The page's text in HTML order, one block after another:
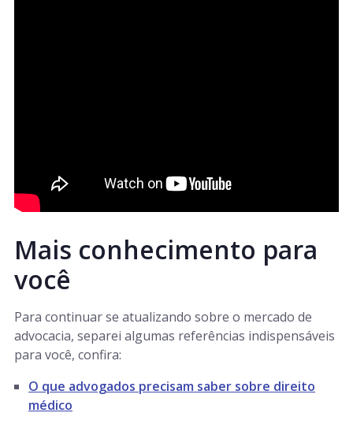
Mais conhecimento para
você
Para continuar se atualizando sobre o mercado de
advocacia, separei algumas referências indispensáveis
para você, confira:
O que advogados precisam saber sobre direito
médico